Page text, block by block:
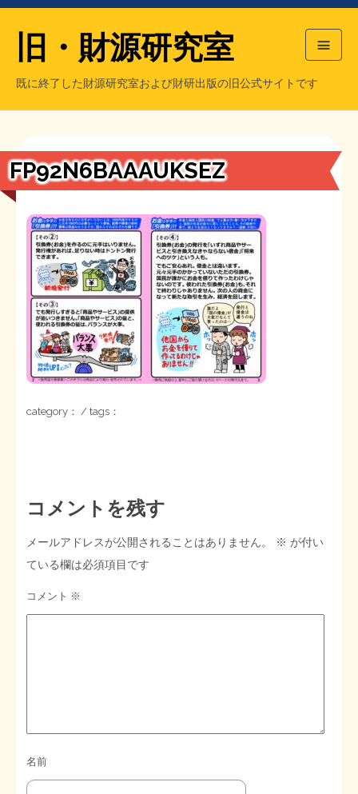
【国の、本当の】財源チラシ／旧・財源研究室
シン財源はあなたです／合同誌／旧・サブカル分室
日本経済を解説するヤンキー／MIHANAマンガ／旧・財研出版
もっと知りたい方へ
マネクリ戦士 RED & BLACK
MMTの学習資料
旧・財源研究室
既に終了した財源研究室および財研出版の旧公式サイトです
旧・財源研究室について
チラシ発行部数
会計報告
旧・財研出版について
会計報告
FP92N6BAAAUKSEZ
category： / tags：
コメントを残す
メールアドレスが公開されることはありません。 ※ が付い
ている欄は必須項目です
コメント ※
名前